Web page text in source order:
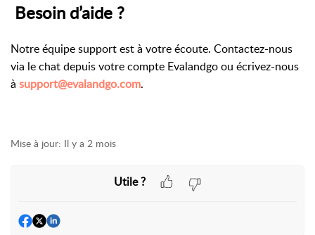
Besoin d’aide ?
Notre équipe support est à votre écoute. Contactez-nous
via le chat depuis votre compte Evalandgo ou écrivez-nous
à support@evalandgo.com.
Mise à jour: Il y a 2 mois
Utile ?